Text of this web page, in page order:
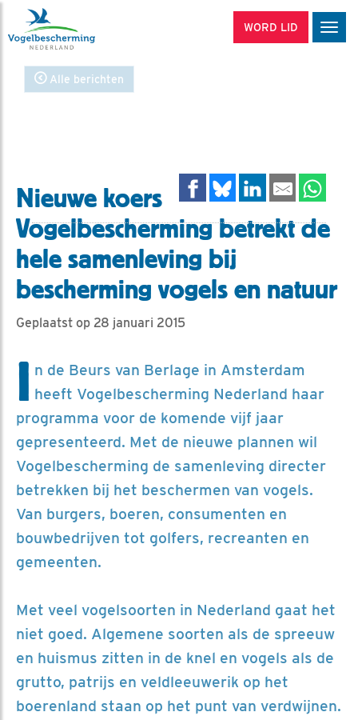
WORD LID
Alle berichten
Nieuwe koers
Vogelbescherming betrekt de
hele samenleving bij
bescherming vogels en natuur
Geplaatst op 28 januari 2015
I n de Beurs van Berlage in Amsterdam
heeft Vogelbescherming Nederland haar
programma voor de komende vijf jaar
gepresenteerd. Met de nieuwe plannen wil
Vogelbescherming de samenleving directer
betrekken bij het beschermen van vogels.
Van burgers, boeren, consumenten en
bouwbedrijven tot golfers, recreanten en
gemeenten.
Met veel vogelsoorten in Nederland gaat het
niet goed. Algemene soorten als de spreeuw
en huismus zitten in de knel en vogels als de
grutto, patrijs en veldleeuwerik op het
boerenland staan op het punt van verdwijnen.